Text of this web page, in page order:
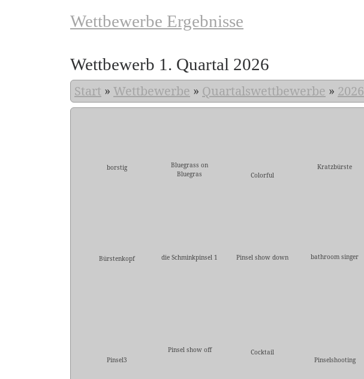
Wettbewerbe Ergebnisse
Wettbewerb 1. Quartal 2026
Start » Wettbewerbe » Quartalswettbewerbe » 2026
borstig
Bluegrass on
Bluegras
Colorful
Kratzbürste
Bürstenkopf die Schminkpinsel 1 Pinsel show down
bathroom singer
Pinsel3
Pinsel show off
Cocktail
Pinselshooting